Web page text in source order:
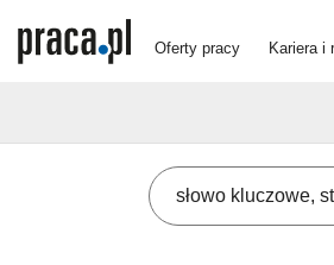
Oferty pracy Kariera i